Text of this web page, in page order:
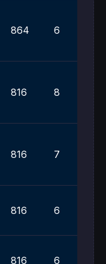
864 6
816 8
816 7
816 6
816 6